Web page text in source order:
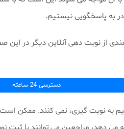
به پاسخگویی نیستیم.
از نوبت دهی آنلاین دیگر در این
دسترسی 24 ساعته
به نوبت گیری، نمی کنند. ممکن است